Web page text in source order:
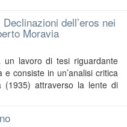
dell’eros nei
Moravia
lavoro di tesi riguardante
e consiste in un’analisi critica
attraverso la lente di